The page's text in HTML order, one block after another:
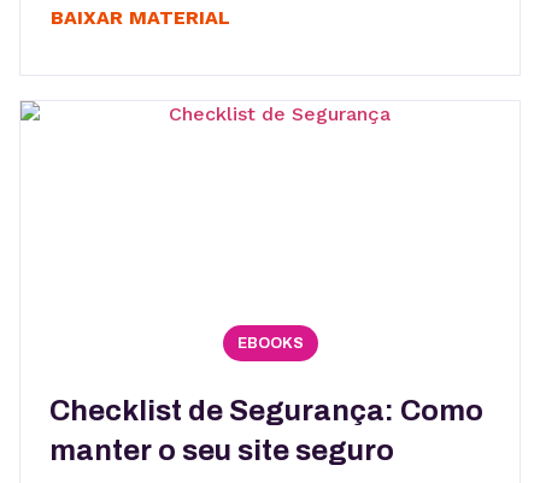
atuais do mercado.
BAIXAR MATERIAL
EBOOKS
Checklist de Segurança: Como
manter o seu site seguro